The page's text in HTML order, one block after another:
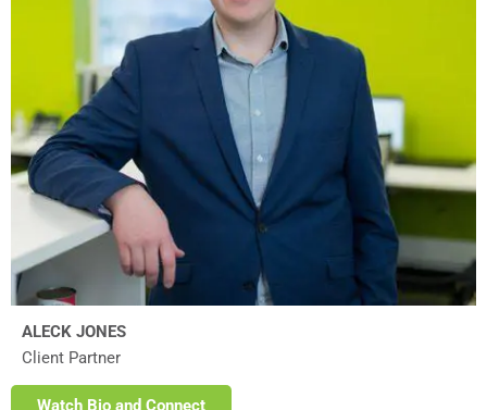
ALECK JONES
Client Partner
Watch Bio and Connect